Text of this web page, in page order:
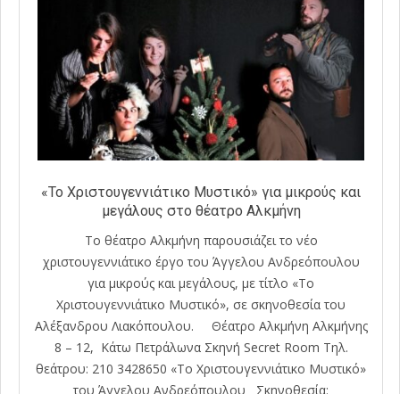
«Το Χριστουγεννιάτικο Μυστικό» για μικρούς και
μεγάλους στο θέατρο Αλκμήνη
Το θέατρο Αλκμήνη παρουσιάζει το νέο
χριστουγεννιάτικο έργο του Άγγελου Ανδρεόπουλου
για μικρούς και μεγάλους, με τίτλο «Το
Χριστουγεννιάτικο Μυστικό», σε σκηνοθεσία του
Αλέξανδρου Λιακόπουλου. Θέατρο Αλκμήνη Αλκμήνης
8 – 12, Κάτω Πετράλωνα Σκηνή Secret Room Tηλ.
θεάτρου: 210 3428650 «Το Χριστουγεννιάτικο Μυστικό»
του Άγγελου Ανδρεόπουλου Σκηνοθεσία: